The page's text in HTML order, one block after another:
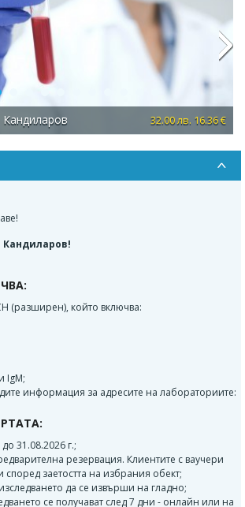
32.00 лв. 16.36 €
Next
(разширен), който включва:
IgM;
информация за адресите на лабораториите:
31.08.2026 г.;
резервация. Клиентите с ваучери
заетостта на избрания обект;
да се извърши на гладно;
се получават след 7 дни - онлайн или на